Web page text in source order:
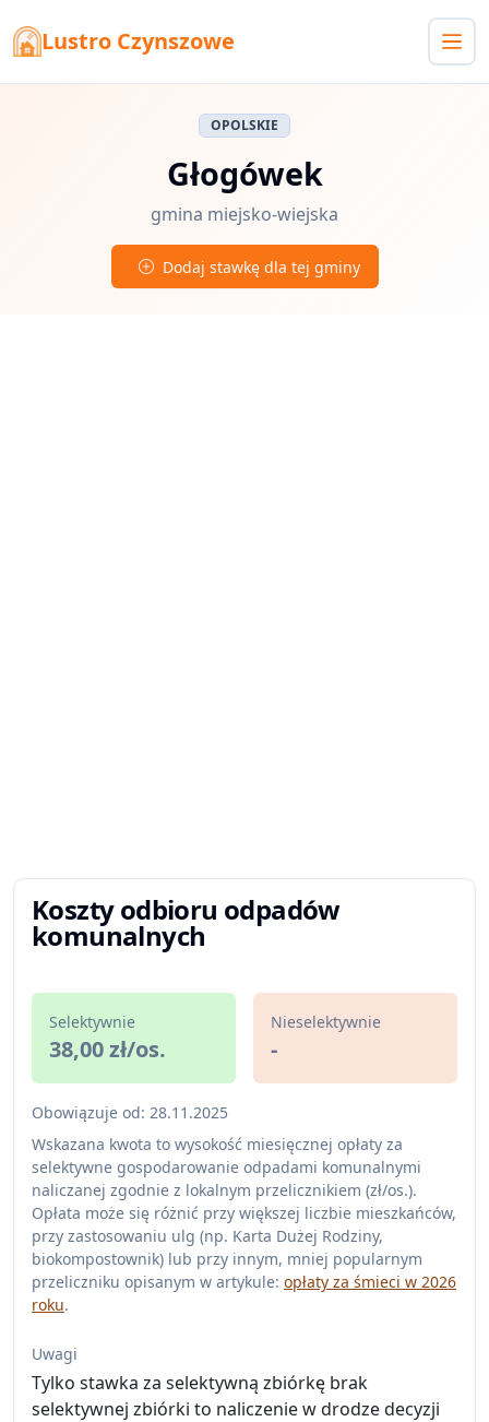
Lustro Czynszowe
OPOLSKIE
Głogówek
gmina miejsko-wiejska
Dodaj stawkę dla tej gminy
Koszty odbioru odpadów
komunalnych
Selektywnie
38,00 zł/os.
Nieselektywnie
-
Obowiązuje od: 28.11.2025
Wskazana kwota to wysokość miesięcznej opłaty za
selektywne gospodarowanie odpadami komunalnymi
naliczanej zgodnie z lokalnym przelicznikiem (zł/os.).
Opłata może się różnić przy większej liczbie mieszkańców,
przy zastosowaniu ulg (np. Karta Dużej Rodziny,
biokompostownik) lub przy innym, mniej popularnym
przeliczniku opisanym w artykule: opłaty za śmieci w 2026
roku.
Uwagi
Tylko stawka za selektywną zbiórkę brak
selektywnej zbiórki to naliczenie w drodze decyzji